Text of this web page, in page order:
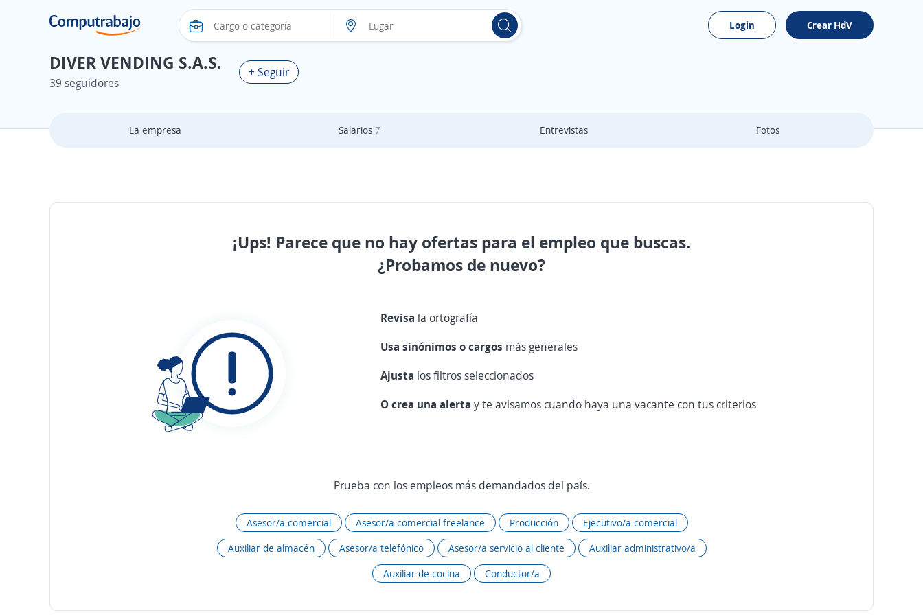
Login Crear HdV
DIVER VENDING S.A.S.
39 seguidores
+ Seguir
La empresa Salarios 7 Entrevistas Fotos
¡Ups! Parece que no hay ofertas para el empleo que buscas.
¿Probamos de nuevo?
Revisa la ortografía
Usa sinónimos o cargos más generales
Ajusta los filtros seleccionados
O crea una alertay te avisamos cuando haya una vacante con tus criterios
Prueba con los empleos más demandados del país.
Asesor/a comercial Asesor/a comercial freelance Producción
Ejecutivo/a comercial
Auxiliar de almacén
Asesor/a telefónico Asesor/a servicio al cliente
Auxiliar administrativo/a
Auxiliar de cocina
Conductor/a